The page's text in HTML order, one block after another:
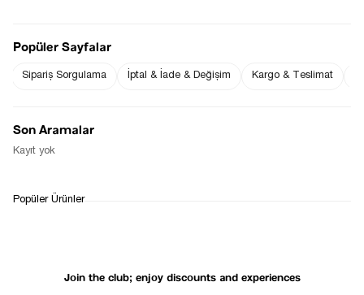
KIRINKIL DOKU VIZON MIDI
Join the club; enjoy discounts and experiences
Popüler Sayfalar
Sipariş Sorgulama İptal & İade & Değişim Kargo & Teslimat
Son Aramalar
Kayıt yok
Popüler Ürünler